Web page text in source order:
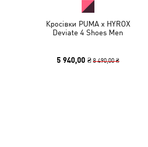
Кросівки PUMA x HYROX
Deviate 4 Shoes Men
5 940,00 ₴ 8 490,00 ₴